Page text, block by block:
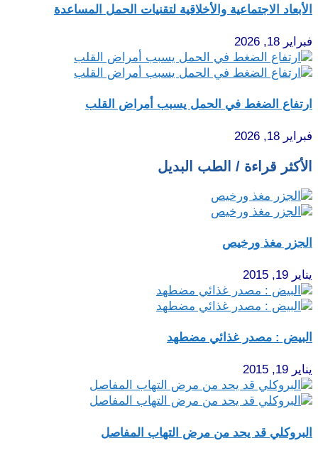
الأبعاد الاجتماعية والأخلاقية لتقنيات الحمل المساعدة
فبراير 18, 2026
ارتفاع الضغط في الحمل يسبب أمراض القلب
فبراير 18, 2026
الأكثر قراءة / الطب البديل
الجزر مغذ ورخيص
يناير 19, 2015
البيض : مصدر غذائي مضطهد
يناير 19, 2015
البروكلي قد يحد من مرض التهاب المفاصل